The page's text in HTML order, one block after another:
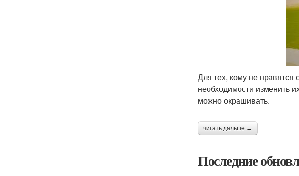
Для тех, кому не нравятся
необходимости изменить
можно окрашивать.
читать дальше →
Последние